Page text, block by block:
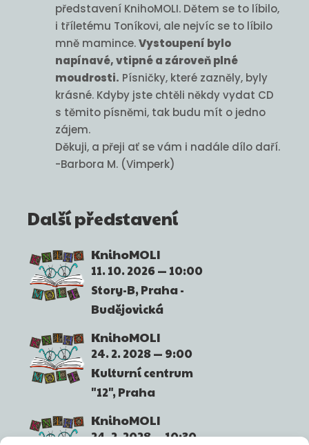
představení KnihoMOLI. Dětem se to líbilo,
i tříletému Toníkovi, ale nejvíc se to líbilo
mně mamince.Vystoupení bylo
napínavé, vtipné a zároveň plné
moudrosti. Písničky, které zazněly, byly
krásné. Kdyby jste chtěli někdy vydat CD
s těmito písněmi, tak budu mít o jedno
zájem.
Děkuji, a přeji ať se vám i nadále dílo daří.
-Barbora M. (Vimperk)
Další představení
KnihoMOLI
11. 10. 2026
10:00
Story-B Praha -
Budějovická
KnihoMOLI
24. 2. 2028
9:00
Kulturní centrum
"12" Praha
KnihoMOLI
24. 2. 2028
10:30